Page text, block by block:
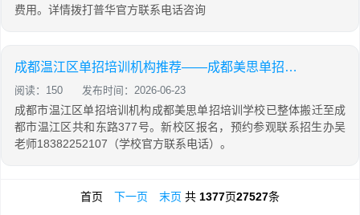
费用。详情拨打普华官方联系电话咨询
成都温江区单招培训机构推荐——成都美思单招培训学校
阅读：150 发布时间：2026-06-23
成都市温江区单招培训机构成都美思单招培训学校已整体搬迁至成
都市温江区共和东路377号。新校区报名，预约参观联系招生办吴
老师18382252107（学校官方联系电话）。
首页 下一页 末页 共 1377页27527条